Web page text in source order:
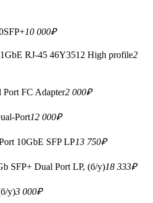
10 000₽
RJ-45 46Y3512 High profile2
FC Adapter2 000₽
Port12 000₽
10GbE SFP LP13 750₽
SFP+ Dual Port LP, (б/у)18 333₽
у)3 000₽